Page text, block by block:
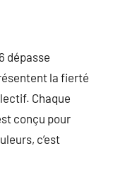
dépasse
la fierté
Chaque
conçu pour
c’est